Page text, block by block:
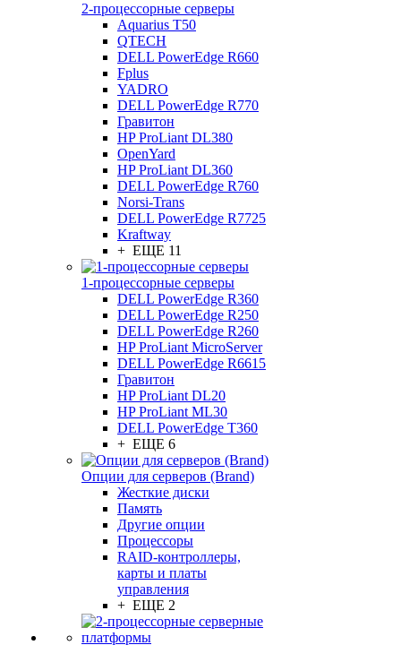
2-процессорные серверы
Aquarius T50
QTECH
DELL PowerEdge R660
Fplus
YADRO
DELL PowerEdge R770
Гравитон
HP ProLiant DL380
OpenYard
HP ProLiant DL360
DELL PowerEdge R760
Norsi-Trans
DELL PowerEdge R7725
Kraftway
+ ЕЩЕ 11
1-процессорные серверы
DELL PowerEdge R360
DELL PowerEdge R250
DELL PowerEdge R260
HP ProLiant MicroServer
DELL PowerEdge R6615
Гравитон
HP ProLiant DL20
HP ProLiant ML30
DELL PowerEdge T360
+ ЕЩЕ 6
Опции для серверов (Brand)
Жесткие диски
Память
Другие опции
Процессоры
RAID-контроллеры,
карты и платы
управления
+ ЕЩЕ 2